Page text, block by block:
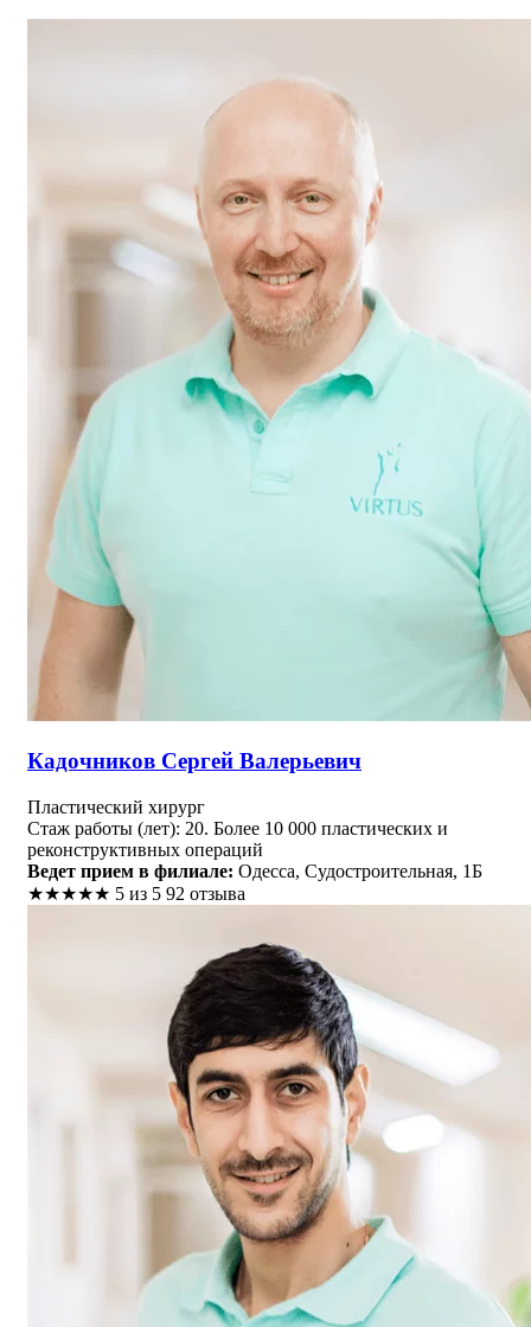
Кадочников Сергей Валерьевич
Пластический хирург
Стаж работы (лет): 20. Более 10 000 пластических и
реконструктивных операций
Ведет прием в филиале: Одесса, Судостроительная, 1Б
★★★★★ 5 из 5 92 отзыва